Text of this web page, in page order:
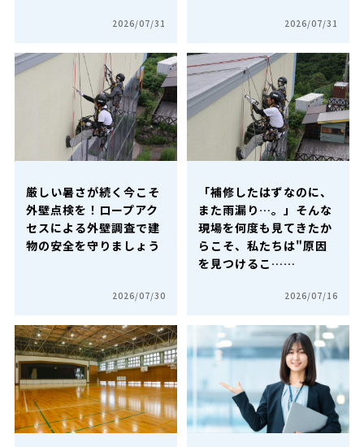
2026/07/31 2026/07/31
厳しい暑さが続く今こそ
外壁点検を！ロープアク
セスによる外壁調査で建
物の安全を守りましょう
2026/07/30
「補修したはずなのに、
また雨漏り…。」そんな
現場を何度も見てきたか
らこそ、私たちは"原因
を見つけるこ……
2026/07/16